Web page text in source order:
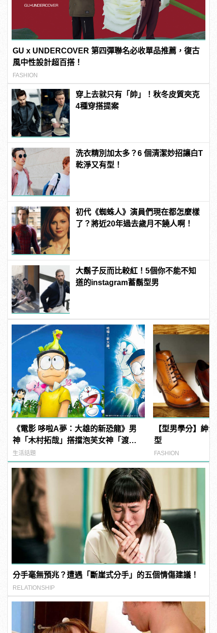
GU x UNDERCOVER 第四彈聯名必收單品推薦，復古
風中性設計超百搭！
FASHION
穿上去就只有「帥」！秋冬皮質夾克
4種穿搭提案
洗衣精別加太多？6 個清潔妙招讓白T
乾淨又有型！
初代《蜘蛛人》演員們現在都怎麼樣
了？將近20年過去歲月不饒人啊！
大鬍子反而比較紅！5個你不能不知
道的instagram蓄鬍型男
《電影 哆啦A夢：大雄的新恐龍》男
神「木村拓哉」搭擋泡芙女神「渡邊
直美」共同獻聲！
生活話題
【型男學分】紳
型
FASHION
分手毫無預兆？遭遇「斷崖式分手」的五個情傷建議！
RELATIONSHIP